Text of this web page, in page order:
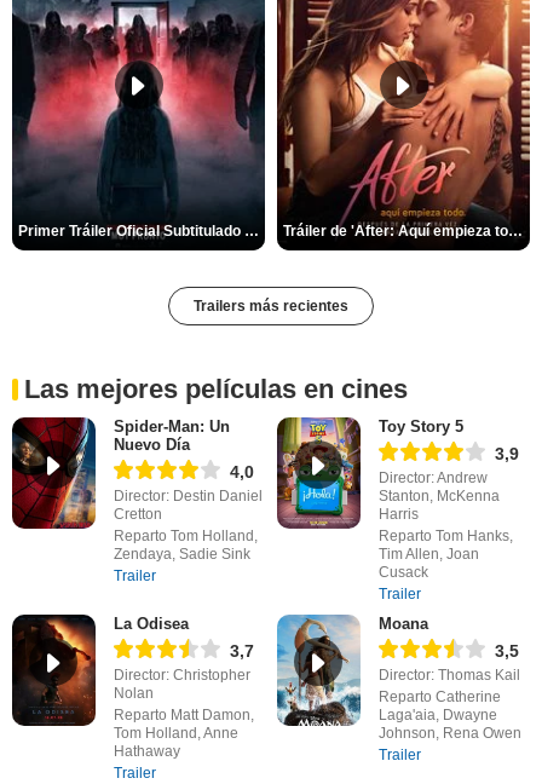
Primer Tráiler Oficial Subtitulado de 'La Noche Del Demonio: Están Entre Nosotros' Tráiler de 'After: Aquí empieza todo'
Trailers más recientes
Las mejores películas en cines
Spider-Man: Un
Nuevo Día
4,0
Director: Destin Daniel
Cretton
Reparto Tom Holland,
Zendaya, Sadie Sink
Trailer
Toy Story 5
3,9
Director: Andrew
Stanton, McKenna
Harris
Reparto Tom Hanks,
Tim Allen, Joan
Cusack
Trailer
La Odisea
3,7
Director: Christopher
Nolan
Reparto Matt Damon,
Tom Holland, Anne
Hathaway
Trailer
Moana
3,5
Director: Thomas Kail
Reparto Catherine
Laga'aia, Dwayne
Johnson, Rena Owen
Trailer